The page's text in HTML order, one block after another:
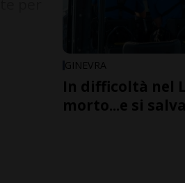
GINEVRA
In difficoltà nel
morto...e si salva